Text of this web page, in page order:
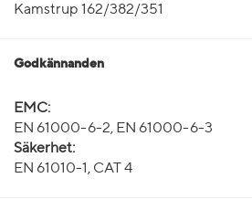
Kamstrup 162/382/351
Godkännanden
EMC:
EN 61000-6-2, EN 61000-6-3
Säkerhet:
EN 61010-1, CAT 4